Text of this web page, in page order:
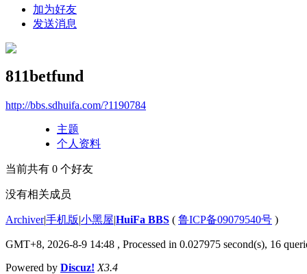
加为好友
发送消息
811betfund
http://bbs.sdhuifa.com/?1190784
主题
个人资料
当前共有 0 个好友
没有相关成员
Archiver|手机版|小黑屋|HuiFa BBS ( 鲁ICP备09079540号 )
GMT+8, 2026-8-9 14:48 , Processed in 0.027975 second(s), 16
Powered by Discuz! X3.4